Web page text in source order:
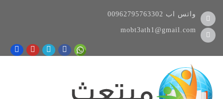
00962795763302 واتس اب
mobt3ath1@gmail.com